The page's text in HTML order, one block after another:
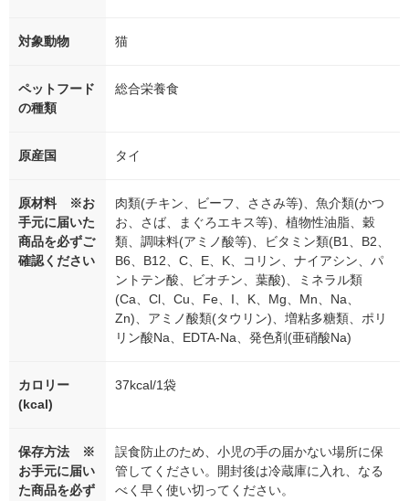
対象動物 猫
ペットフード
の種類
総合栄養食
原産国 タイ
原材料 ※お
手元に届いた
商品を必ずご
確認ください
肉類(チキン、ビーフ、ささみ等)、魚介類(かつ
お、さば、まぐろエキス等)、植物性油脂、穀
類、調味料(アミノ酸等)、ビタミン類(B1、B2、
B6、B12、C、E、K、コリン、ナイアシン、パ
ントテン酸、ビオチン、葉酸)、ミネラル類
(Ca、Cl、Cu、Fe、I、K、Mg、Mn、Na、
Zn)、アミノ酸類(タウリン)、増粘多糖類、ポリ
リン酸Na、EDTA-Na、発色剤(亜硝酸Na)
カロリー
(kcal)
37kcal/1袋
保存方法 ※
お手元に届い
た商品を必ず
誤食防止のため、小児の手の届かない場所に保
管してください。開封後は冷蔵庫に入れ、なる
べく早く使い切ってください。